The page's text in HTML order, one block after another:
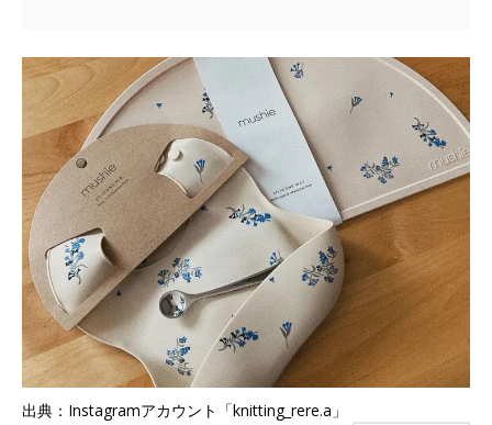
出典：Instagramアカウント「knitting_rere.a」